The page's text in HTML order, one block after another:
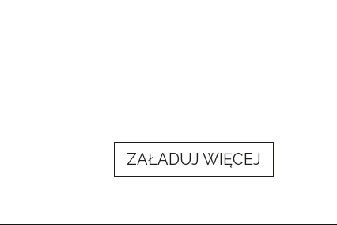
ZAŁADUJ WIĘCEJ